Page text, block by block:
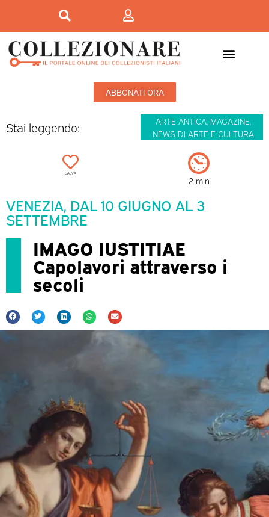
ABBONATI ORA
Stai leggendo: ARTE ANTICA MAGAZINE
NEWS DI ARTE E CULTURA
SALVA
2 min
VENEZIA, DAL 10 GIUGNO AL 3
SETTEMBRE
IMAGO IUSTITIAE
Capolavori attraverso i
secoli